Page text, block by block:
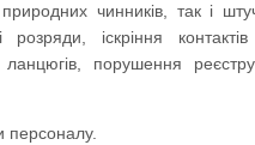
чинників, так і
іскріння
ланцюгів, порушення
персоналу.